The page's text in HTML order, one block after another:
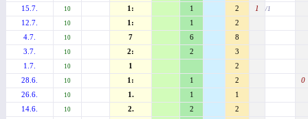
15.7.
10 1: 1 2 1 /1
12.7. 10 1: 1
2
4.7.
10 7 6
8
3.7.
10 2: 2
3
1.7.
10 1
2
28.6.
10 1: 1 2
0
26.6.
10 1. 1
1
14.6.
10 2. 2
2